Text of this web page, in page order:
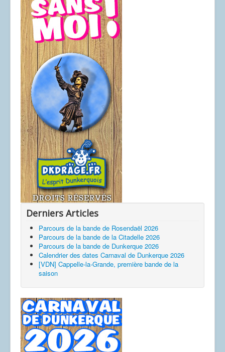
Derniers Articles
Parcours de la bande de Rosendaël 2026
Parcours de la bande de la Citadelle 2026
Parcours de la bande de Dunkerque 2026
Calendrier des dates Carnaval de Dunkerque 2026
[VDN] Cappelle-la-Grande, première bande de la
saison